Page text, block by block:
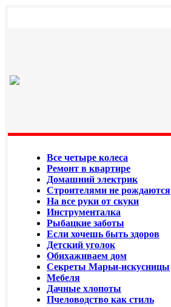
Все четыре колеса
Ремонт в квартире
Домашний электрик
Строителями не рождаются
На все руки от скуки
Инструменталка
Рыбацкие заботы
Если хочешь быть здоров
Детский уголок
Обихаживаем дом
Секреты Марьи-искусницы
Мебеля
Дачные хлопоты
Пчеловодство как стиль